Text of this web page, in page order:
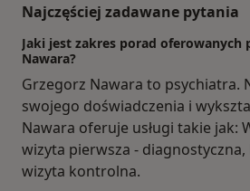
Najczęściej zadawane pytania
Jaki jest zakres porad oferowanych
Nawara?
Grzegorz Nawara to psychiatra.
swojego doświadczenia i
Nawara oferuje usługi takie jak:
wizyta pierwsza -
wizyta kontrolna.